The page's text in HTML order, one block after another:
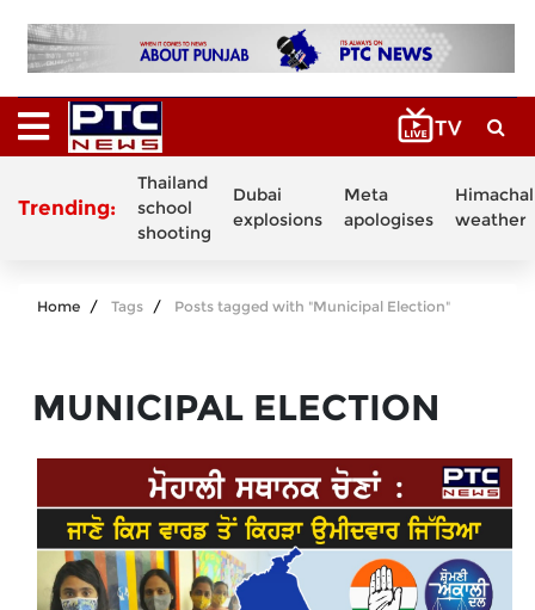
Trending:
Thailand
school
shooting
Dubai
explosions
Meta
apologises
Himachal
weather
Home Tags Posts tagged with "Municipal Election"
MUNICIPAL ELECTION